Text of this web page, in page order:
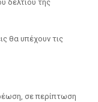
δελτίου της
θα υπέχουν τις
σε περίπτωση